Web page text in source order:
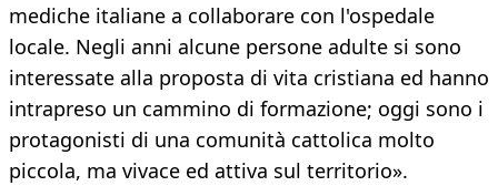
mediche italiane a collaborare con l'ospedale
locale. Negli anni alcune persone adulte si sono
interessate alla proposta di vita cristiana ed hanno
intrapreso un cammino di formazione; oggi sono i
protagonisti di una comunità cattolica molto
piccola, ma vivace ed attiva sul territorio».